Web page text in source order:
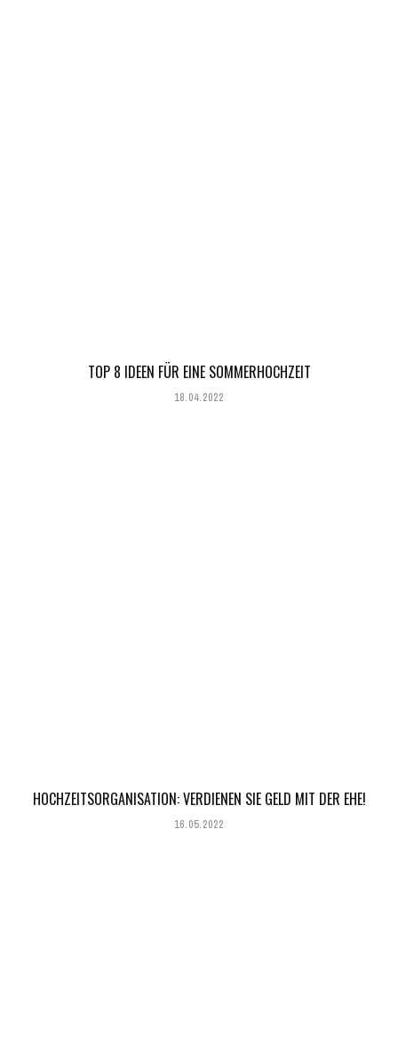
TOP 8 IDEEN FÜR EINE SOMMERHOCHZEIT
18.04.2022
HOCHZEITSORGANISATION: VERDIENEN SIE GELD MIT DER EHE!
16.05.2022